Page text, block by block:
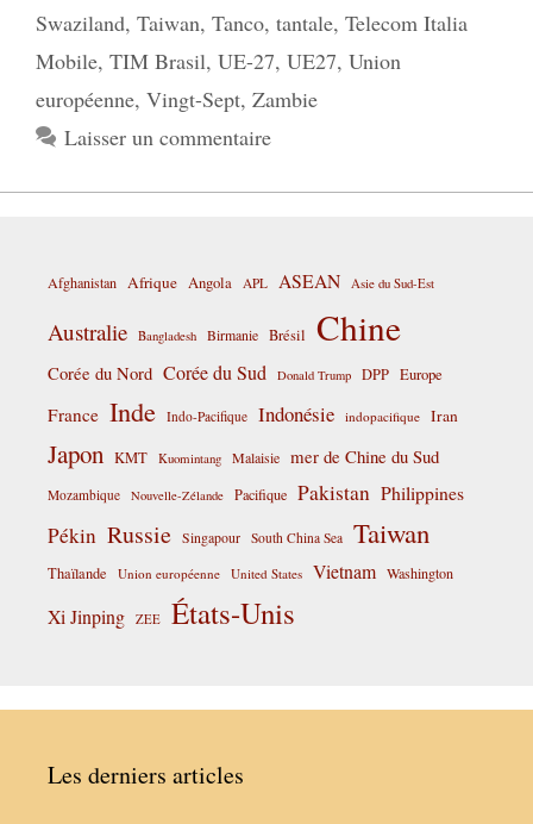
Swaziland, Taiwan, Tanco, tantale, Telecom Italia
Mobile, TIM Brasil, UE-27, UE27, Union
européenne, Vingt-Sept, Zambie
Laisser un commentaire
Afghanistan Afrique Angola APL ASEAN Asie du Sud-Est
Australie Bangladesh Birmanie Brésil Chine
Corée du Nord Corée du Sud Donald Trump DPP Europe
France Inde Indo-Pacifique Indonésie indopacifique Iran
Japon KMT Kuomintang Malaisie mer de Chine du Sud
Mozambique Nouvelle-Zélande Pacifique Pakistan Philippines
Pékin Russie Singapour South China Sea Taiwan
Thaïlande Union européenne United States Vietnam Washington
Xi Jinping ZEE États-Unis
Les derniers articles